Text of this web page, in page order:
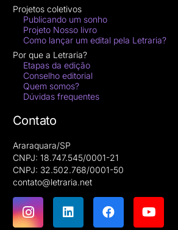
Projetos coletivos
Publicando um sonho
Projeto Nosso livro
Como lançar um edital pela Letraria?
Por que a Letraria?
Etapas da edição
Conselho editorial
Quem somos?
Dúvidas frequentes
Contato
Araraquara/SP
CNPJ: 18.747.545/0001-21
CNPJ: 32.502.768/0001-50
contato@letraria.net